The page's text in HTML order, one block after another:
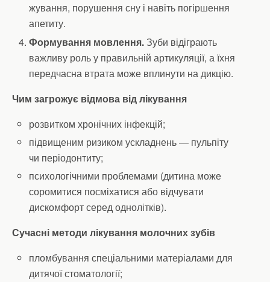
жування, порушення сну і навіть погіршення
апетиту.
Формування мовлення.Зуби відіграють
важливу роль у правильній артикуляції, а їхня
передчасна втрата може вплинути на дикцію.
Чим загрожує відмова від лікування
розвитком хронічних інфекцій;
підвищеним ризиком ускладнень — пульпіту
чи періодонтиту;
психологічними проблемами (дитина може
соромитися посміхатися або відчувати
дискомфорт серед однолітків).
Сучасні методи лікування молочних зубів
пломбування спеціальними матеріалами для
дитячої стоматології;